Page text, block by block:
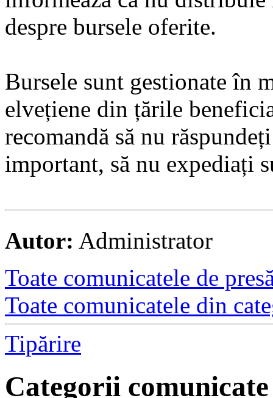
despre bursele oferite.
Bursele sunt gestionate în
elvețiene din țările
recomandă să nu
important, să nu expediați
Autor: Administrator
Toate comunicatele de
Toate comunicatele din
Tipărire
Categorii comunicate